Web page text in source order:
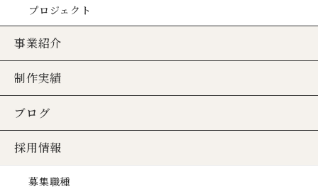
プロジェクト
事業紹介
制作実績
ブログ
採用情報
募集職種